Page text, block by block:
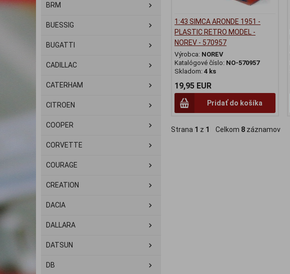
BRM
BUESSIG
BUGATTI
CADILLAC
CATERHAM
CITROEN
COOPER
CORVETTE
COURAGE
CREATION
DACIA
DALLARA
DATSUN
DB
1:43 SIMCA ARONDE 1951 -
PLASTIC RETRO MODEL -
NOREV - 570957
Výrobca: NOREV
Katalógové číslo: NO-570957
Skladom: 4 ks
19,95 EUR
Pridať do košíka
Strana 1 z 1 Celkom 8 záznamov